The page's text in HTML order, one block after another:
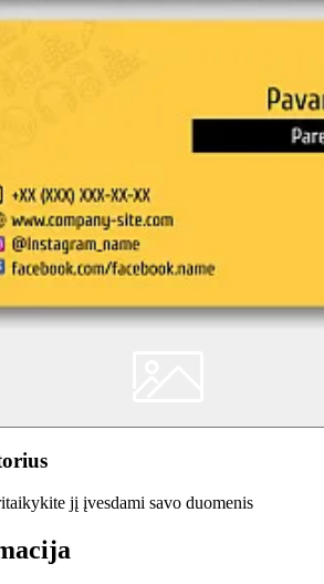
jį įvesdami savo duomenis